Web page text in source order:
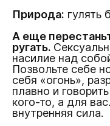
Природа: гулять
А еще
ругать.
насилие над
Позвольте себе
себя «огонь»,
плавно и
кого-то, а для
внутренняя сила.